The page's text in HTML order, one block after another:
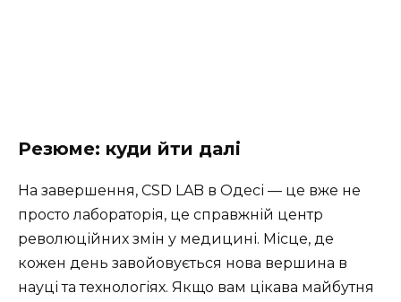
Резюме: куди йти далі
На завершення, CSD LAB в Одесі — це вже не
просто лабораторія, це справжній центр
революційних змін у медицині. Місце, де
кожен день завойовується нова вершина в
науці та технологіях. Якщо вам цікава майбутня